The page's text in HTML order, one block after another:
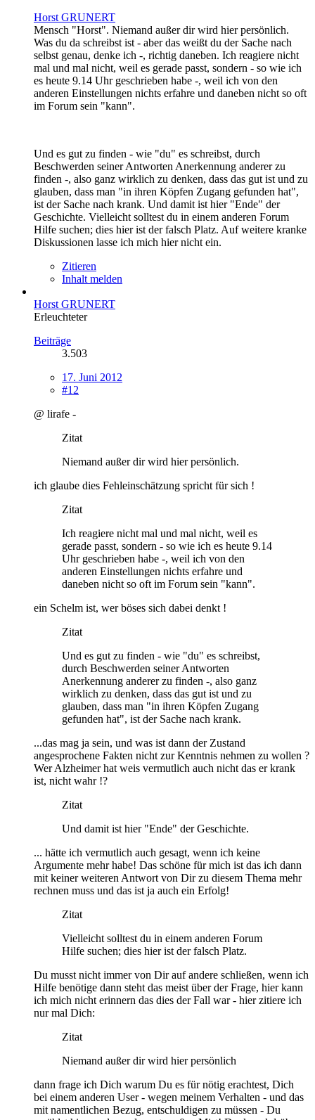
Horst GRUNERT
Mensch "Horst". Niemand außer dir wird hier persönlich.
Was du da schreibst ist - aber das weißt du der Sache nach
selbst genau, denke ich -, richtig daneben. Ich reagiere nicht
mal und mal nicht, weil es gerade passt, sondern - so wie ich
es heute 9.14 Uhr geschrieben habe -, weil ich von den
anderen Einstellungen nichts erfahre und daneben nicht so oft
im Forum sein "kann".
Und es gut zu finden - wie "du" es schreibst, durch
Beschwerden seiner Antworten Anerkennung anderer zu
finden -, also ganz wirklich zu denken, dass das gut ist und zu
glauben, dass man "in ihren Köpfen Zugang gefunden hat",
ist der Sache nach krank. Und damit ist hier "Ende" der
Geschichte. Vielleicht solltest du in einem anderen Forum
Hilfe suchen; dies hier ist der falsch Platz. Auf weitere kranke
Diskussionen lasse ich mich hier nicht ein.
Zitieren
Inhalt melden
Horst GRUNERT
Erleuchteter
Beiträge
3.503
17. Juni 2012
#12
@ lirafe -
Zitat
Niemand außer dir wird hier persönlich.
ich glaube dies Fehleinschätzung spricht für sich !
Zitat
Ich reagiere nicht mal und mal nicht, weil es
gerade passt, sondern - so wie ich es heute 9.14
Uhr geschrieben habe -, weil ich von den
anderen Einstellungen nichts erfahre und
daneben nicht so oft im Forum sein "kann".
ein Schelm ist, wer böses sich dabei denkt !
Zitat
Und es gut zu finden - wie "du" es schreibst,
durch Beschwerden seiner Antworten
Anerkennung anderer zu finden -, also ganz
wirklich zu denken, dass das gut ist und zu
glauben, dass man "in ihren Köpfen Zugang
gefunden hat", ist der Sache nach krank.
...das mag ja sein, und was ist dann der Zustand
angesprochene Fakten nicht zur Kenntnis nehmen zu wollen ?
Wer Alzheimer hat weis vermutlich auch nicht das er krank
ist, nicht wahr !?
Zitat
Und damit ist hier "Ende" der Geschichte.
... hätte ich vermutlich auch gesagt, wenn ich keine
Argumente mehr habe! Das schöne für mich ist das ich dann
mit keiner weiteren Antwort von Dir zu diesem Thema mehr
rechnen muss und das ist ja auch ein Erfolg!
Zitat
Vielleicht solltest du in einem anderen Forum
Hilfe suchen; dies hier ist der falsch Platz.
Du musst nicht immer von Dir auf andere schließen, wenn ich
Hilfe benötige dann steht das meist über der Frage, hier kann
ich mich nicht erinnern das dies der Fall war - hier zitiere ich
nur mal Dich:
Zitat
Niemand außer dir wird hier persönlich
dann frage ich Dich warum Du es für nötig erachtest, Dich
bei einem anderen User - wegen meinem Verhalten - und das
mit namentlichen Bezug, entschuldigen zu müssen - Du